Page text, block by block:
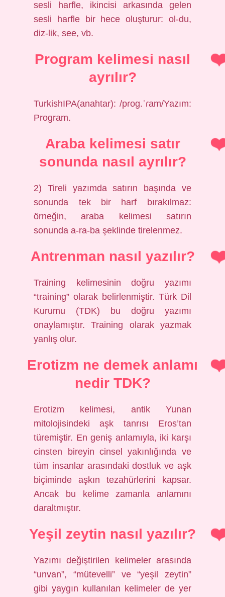
sesli harfle, ikincisi arkasında gelen
sesli harfle bir hece oluşturur: ol-du,
diz-lik, see, vb.
Program kelimesi nasıl
ayrılır?
TurkishIPA(anahtar): /pɾoɡ.ˈɾam/Yazım:
Program.
Araba kelimesi satır
sonunda nasıl ayrılır?
2) Tireli yazımda satırın başında ve
sonunda tek bir harf bırakılmaz:
örneğin, araba kelimesi satırın
sonunda a-ra-ba şeklinde tirelenmez.
Antrenman nasıl yazılır?
Training kelimesinin doğru yazımı
“training” olarak belirlenmiştir. Türk Dil
Kurumu (TDK) bu doğru yazımı
onaylamıştır. Training olarak yazmak
yanlış olur.
Erotizm ne demek anlamı
nedir TDK?
Erotizm kelimesi, antik Yunan
mitolojisindeki aşk tanrısı Eros’tan
türemiştir. En geniş anlamıyla, iki karşı
cinsten bireyin cinsel yakınlığında ve
tüm insanlar arasındaki dostluk ve aşk
biçiminde aşkın tezahürlerini kapsar.
Ancak bu kelime zamanla anlamını
daraltmıştır.
Yeşil zeytin nasıl yazılır?
Yazımı değiştirilen kelimeler arasında
“unvan”, “mütevelli” ve “yeşil zeytin”
gibi yaygın kullanılan kelimeler de yer